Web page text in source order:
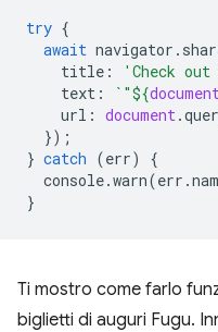
try {
await navigator .
title : 'Check
text : `"${document
url : document .
});
} catch (err)
{
console.warn(err .
}
Ti mostro come farlo
biglietti di auguri Fugu.